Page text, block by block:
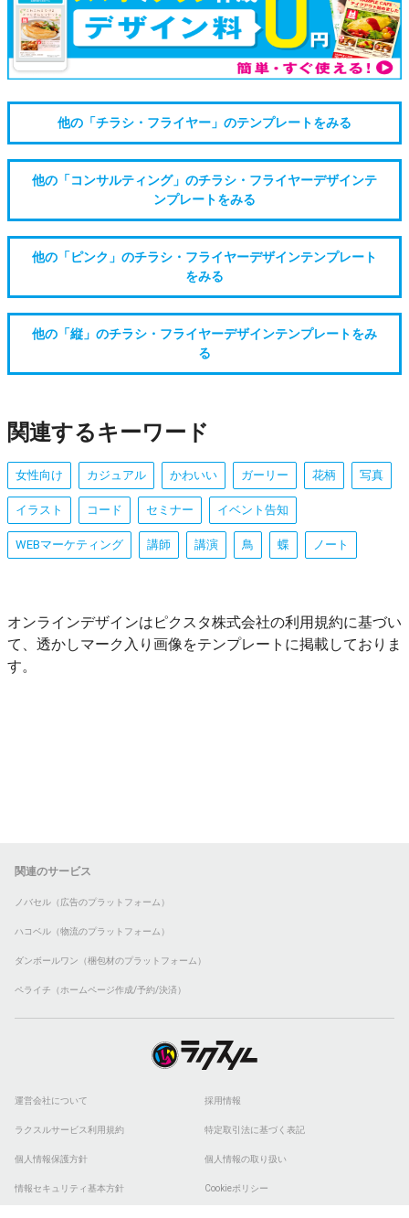
他の「チラシ・フライヤー」のテンプレートをみる
他の「コンサルティング」のチラシ・フライヤーデザインテ
ンプレートをみる
他の「ピンク」のチラシ・フライヤーデザインテンプレート
をみる
他の「縦」のチラシ・フライヤーデザインテンプレートをみ
る
関連するキーワード
女性向け カジュアル かわいい ガーリー 花柄 写真
イラスト コード セミナー イベント告知
WEBマーケティング 講師 講演 鳥 蝶 ノート
オンラインデザインはピクスタ株式会社の利用規約に基づい
て、透かしマーク入り画像をテンプレートに掲載しておりま
す。
関連のサービス
ノバセル（広告のプラットフォーム）
ハコベル（物流のプラットフォーム）
ダンボールワン（梱包材のプラットフォーム）
ペライチ（ホームページ作成/予約/決済）
運営会社について 採用情報
ラクスルサービス利用規約 特定取引法に基づく表記
個人情報保護方針 個人情報の取り扱い
情報セキュリティ基本方針 Cookieポリシー